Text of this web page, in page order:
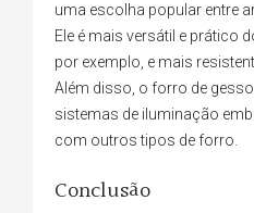
uma escolha popular entre
Ele é mais versátil e prático
por exemplo, e mais
Além disso, o forro de
sistemas de iluminação
com outros tipos de forro.
Conclusão